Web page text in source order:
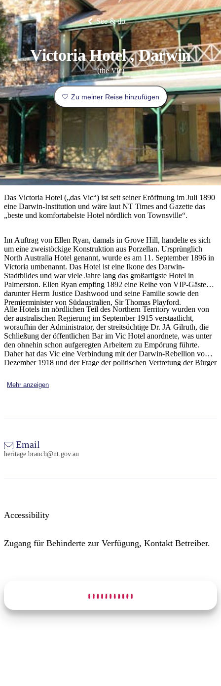
Die
beliebtesten
Orte
Outback
und
outdoor
Region
erkunden
Nationalpark
Park
Tiwi-
Inseln
East
Arnhem
Land
Mataranka
Nitmiluk-
Nationalpark
Karlu
Karlu
/
Devils
Marbles
Maguk
Tjorita
West-
MacDonnell-
Nationalpark
Aktivitäten
Erlebnisse
Reisetyp
Top
10
Listen
Glamping
Luxuserlebnisse
Gaumenfreuden
Geschichte
und
Erbe
Festivals
und
Veranstaltungen
Angeln
Reiseplanung
Planen
&
Buchen
Praktische
Infos
Planungstools
Suche:
up
See & do
Victoria Hotel , Darwin
(the Vic)
Zu meiner Reise hinzufügen
Das Victoria Hotel („das Vic“) ist seit seiner Eröffnung im Juli 1890
eine Darwin-Institution und wäre laut NT Times and Gazette das
„beste und komfortabelste Hotel nördlich von Townsville“.
Im Auftrag von Ellen Ryan, damals in Grove Hill, handelte es sich
um eine zweistöckige Konstruktion aus Porzellan. Ursprünglich
North Australia Hotel genannt, wurde es am 11. September 1896 in
Victoria umbenannt. Das Hotel ist eine Ikone des Darwin-
Stadtbildes und war viele Jahre lang das großartigste Hotel in
Palmerston. Ellen Ryan empfing 1892 eine Reihe von VIP-Gästen,
darunter Herrn Justice Dashwood und seine Familie sowie den
Premierminister von Südaustralien, Sir Thomas Playford.
Alle Hotels im nördlichen Teil des Northern Territory wurden von
der australischen Regierung im September 1915 verstaatlicht,
woraufhin der Administrator, der streitsüchtige Dr. JA Gilruth, die
Schließung der öffentlichen Bar im Vic Hotel anordnete, was unter
den ohnehin schon aufgeregten Arbeitern zu Empörung führte.
Daher hat das Vic eine Verbindung mit der Darwin-Rebellion vom
Dezember 1918 und der Frage der politischen Vertretung der Bürger
Zweiten Weltkrieg überlebt, in dem sie von der Marine
zwangsweise erworben und 1945 aufgegeben wurde.
Mehr anzeigen
Email
heritage.branch@nt.gov.au
Accessibility
Zugang für Behinderte zur Verfügung, Kontakt Betreiber.